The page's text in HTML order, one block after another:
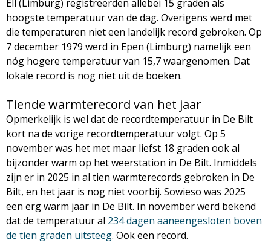
z
i
n
e
Ell (Limburg) registreerden allebei 15 graden als
hoogste temperatuur van de dag. Overigens werd met
die temperaturen niet een landelijk record gebroken. Op
7 december 1979 werd in Epen (Limburg) namelijk een
nóg hogere temperatuur van 15,7 waargenomen. Dat
lokale record is nog niet uit de boeken.
Tiende warmterecord van het jaar
Opmerkelijk is wel dat de recordtemperatuur in De Bilt
kort na de vorige recordtemperatuur volgt. Op 5
november was het met maar liefst 18 graden ook al
bijzonder warm op het weerstation in De Bilt. Inmiddels
zijn er in 2025 in al tien warmterecords gebroken in De
Bilt, en het jaar is nog niet voorbij. Sowieso was 2025
een erg warm jaar in De Bilt. In november werd bekend
dat de temperatuur al 234 dagen aaneengesloten boven
de tien graden uitsteeg. Ook een record.